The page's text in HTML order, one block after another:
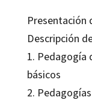
Presentación
Descripción
1. Pedagogía
básicos
2.